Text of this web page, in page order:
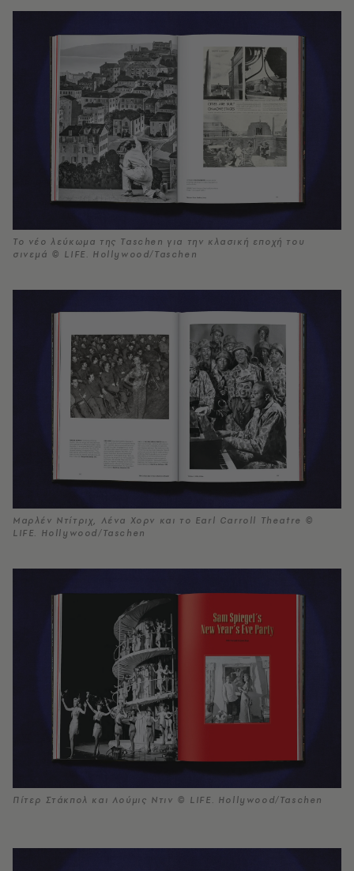
Το νέο λεύκωμα της Taschen για την κλασική εποχή του
σινεμά © LIFE. Hollywood/Taschen
Μαρλέν Ντίτριχ, Λένα Χορν και το Earl Carroll Theatre ©
LIFE. Hollywood/Taschen
Πίτερ Στάκπολ και Λούμις Ντιν © LIFE. Hollywood/Taschen